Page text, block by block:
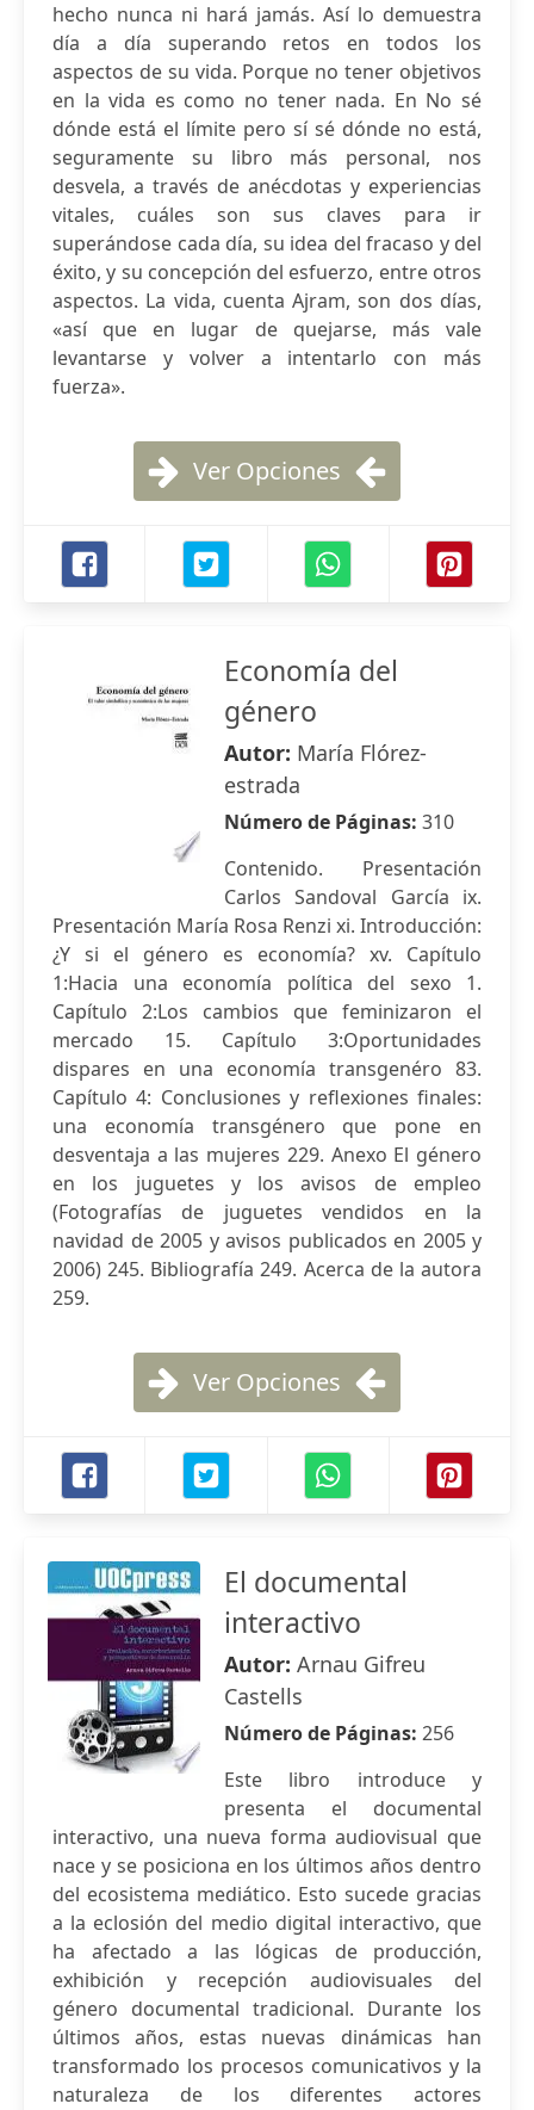
hecho nunca ni hará jamás. Así lo demuestra
día a día superando retos en todos los
aspectos de su vida. Porque no tener objetivos
en la vida es como no tener nada. En No sé
dónde está el límite pero sí sé dónde no está,
seguramente su libro más personal, nos
desvela, a través de anécdotas y experiencias
vitales, cuáles son sus claves para ir
superándose cada día, su idea del fracaso y del
éxito, y su concepción del esfuerzo, entre otros
aspectos. La vida, cuenta Ajram, son dos días,
«así que en lugar de quejarse, más vale
levantarse y volver a intentarlo con más
fuerza».
Ver Opciones
Economía del
género
Autor: María Flórez-
estrada
Número de Páginas: 310
Contenido. Presentación
Carlos Sandoval García ix.
Presentación María Rosa Renzi xi. Introducción:
¿Y si el género es economía? xv. Capítulo
1:Hacia una economía política del sexo 1.
Capítulo 2:Los cambios que feminizaron el
mercado 15. Capítulo 3:Oportunidades
dispares en una economía transgenéro 83.
Capítulo 4: Conclusiones y reflexiones finales:
una economía transgénero que pone en
desventaja a las mujeres 229. Anexo El género
en los juguetes y los avisos de empleo
(Fotografías de juguetes vendidos en la
navidad de 2005 y avisos publicados en 2005 y
2006) 245. Bibliografía 249. Acerca de la autora
259.
Ver Opciones
El documental
interactivo
Autor: Arnau Gifreu
Castells
Número de Páginas: 256
Este libro introduce y
presenta el documental
interactivo, una nueva forma audiovisual que
nace y se posiciona en los últimos años dentro
del ecosistema mediático. Esto sucede gracias
a la eclosión del medio digital interactivo, que
ha afectado a las lógicas de producción,
exhibición y recepción audiovisuales del
género documental tradicional. Durante los
últimos años, estas nuevas dinámicas han
transformado los procesos comunicativos y la
naturaleza de los diferentes actores